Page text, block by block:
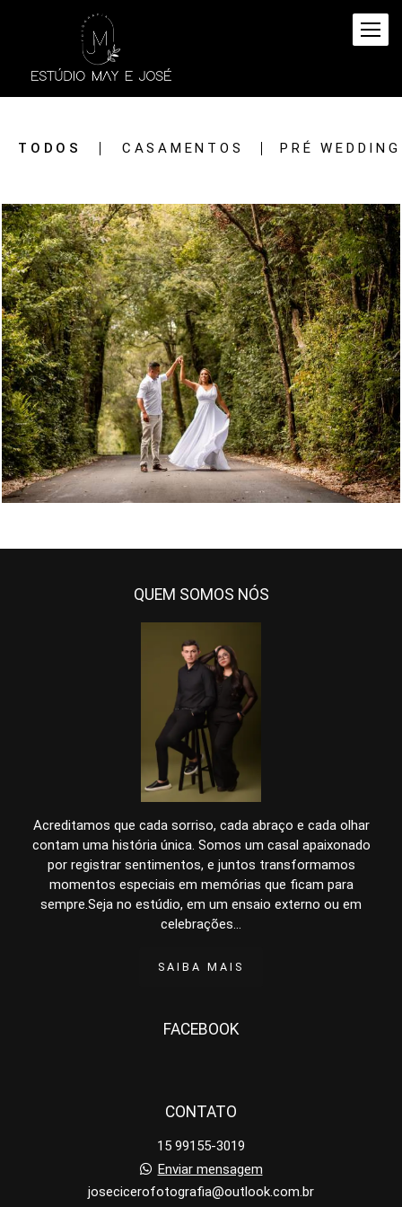
TODOS CASAMENTOS PRÉ WEDDING
866 54
QUEM SOMOS NÓS
Acreditamos que cada sorriso, cada abraço e cada olhar
contam uma história única. Somos um casal apaixonado
por registrar sentimentos, e juntos transformamos
momentos especiais em memórias que ficam para
sempre.Seja no estúdio, em um ensaio externo ou em
celebrações...
SAIBA MAIS
FACEBOOK
CONTATO
15 99155-3019
Enviar mensagem
josecicerofotografia@outlook.com.br